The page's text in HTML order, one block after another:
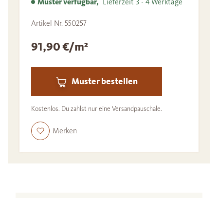
Artikel Nr. 550257
91,90 €/m²
Muster bestellen
Kostenlos. Du zahlst nur eine Versandpauschale.
Merken